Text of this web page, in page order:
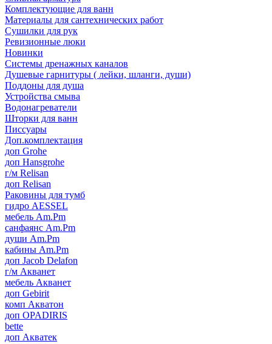
Комплектующие для ванн
Материалы для сантехнических работ
Сушилки для рук
Ревизионные люки
Новинки
Системы дренажных каналов
Душевые гарнитуры ( лейки, шланги, души)
Поддоны для душа
Устройства смыва
Водонагреватели
Шторки для ванн
Писсуары
Доп.комплектация
доп Grohe
доп Hansgrohe
г/м Relisan
доп Relisan
Раковины для тумб
гидро AESSEL
мебель Am.Pm
санфаянс Am.Pm
души Am.Pm
кабины Am.Pm
доп Jacob Delafon
г/м Акванет
мебель Акванет
доп Gebirit
комп Акватон
доп OPADIRIS
bette
доп Акватек